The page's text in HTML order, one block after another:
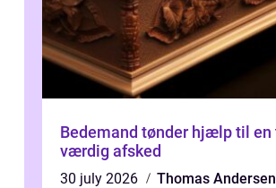
Bedemand tønder hjælp til en tryg og
værdig afsked
30 july 2026 Thomas Andersen